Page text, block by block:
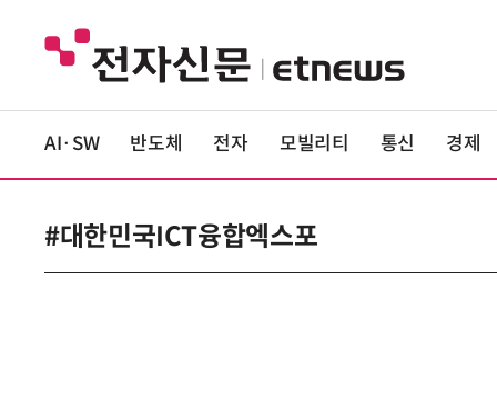
AI·SW 반도체 전자 모빌리티 통신 경제
#대한민국ICT융합엑스포